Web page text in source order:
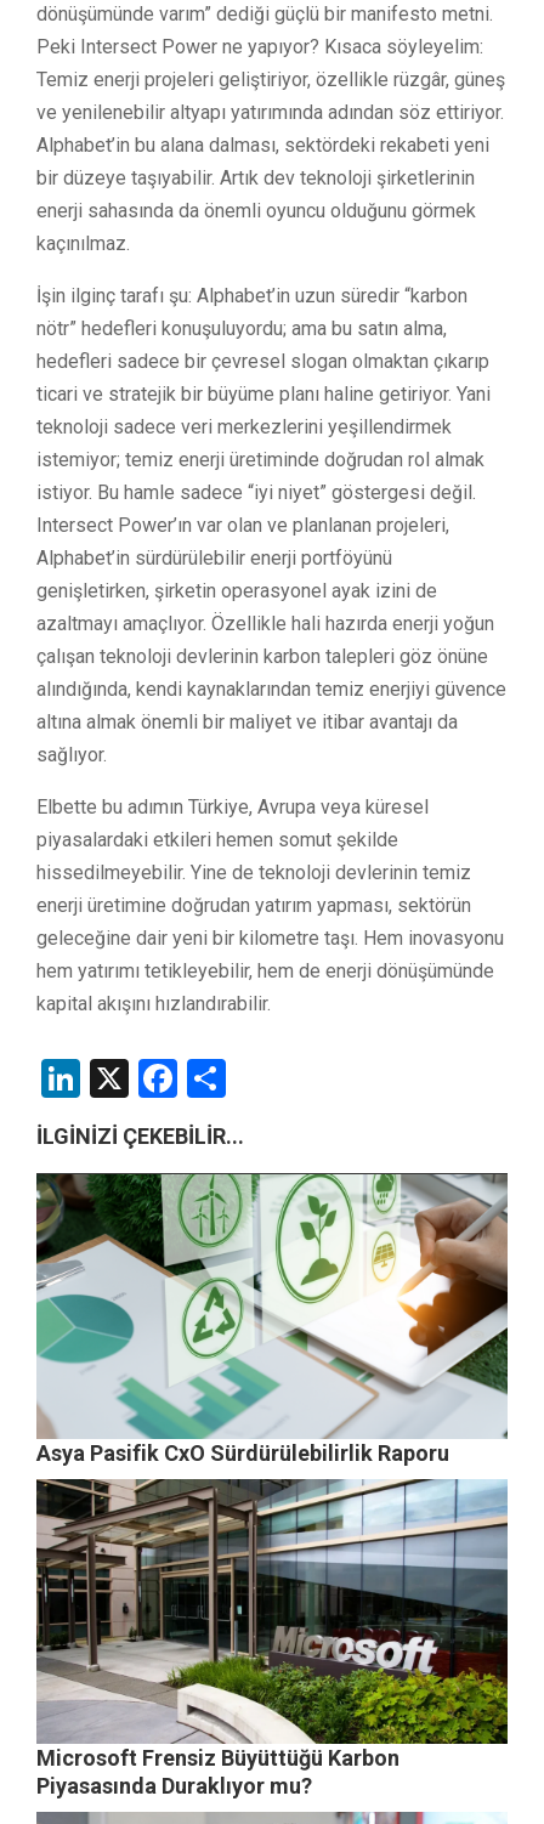
dönüşümünde varım” dediği güçlü bir manifesto metni.
Peki Intersect Power ne yapıyor? Kısaca söyleyelim:
Temiz enerji projeleri geliştiriyor, özellikle rüzgâr, güneş
ve yenilenebilir altyapı yatırımında adından söz ettiriyor.
Alphabet’in bu alana dalması, sektördeki rekabeti yeni
bir düzeye taşıyabilir. Artık dev teknoloji şirketlerinin
enerji sahasında da önemli oyuncu olduğunu görmek
kaçınılmaz.
İşin ilginç tarafı şu: Alphabet’in uzun süredir “karbon
nötr” hedefleri konuşuluyordu; ama bu satın alma,
hedefleri sadece bir çevresel slogan olmaktan çıkarıp
ticari ve stratejik bir büyüme planı haline getiriyor. Yani
teknoloji sadece veri merkezlerini yeşillendirmek
istemiyor; temiz enerji üretiminde doğrudan rol almak
istiyor. Bu hamle sadece “iyi niyet” göstergesi değil.
Intersect Power’ın var olan ve planlanan projeleri,
Alphabet’in sürdürülebilir enerji portföyünü
genişletirken, şirketin operasyonel ayak izini de
azaltmayı amaçlıyor. Özellikle hali hazırda enerji yoğun
çalışan teknoloji devlerinin karbon talepleri göz önüne
alındığında, kendi kaynaklarından temiz enerjiyi güvence
altına almak önemli bir maliyet ve itibar avantajı da
sağlıyor.
Elbette bu adımın Türkiye, Avrupa veya küresel
piyasalardaki etkileri hemen somut şekilde
hissedilmeyebilir. Yine de teknoloji devlerinin temiz
enerji üretimine doğrudan yatırım yapması, sektörün
geleceğine dair yeni bir kilometre taşı. Hem inovasyonu
hem yatırımı tetikleyebilir, hem de enerji dönüşümünde
kapital akışını hızlandırabilir.
LinkedIn
X Facebook
İLGİNİZİ ÇEKEBİLİR...
Asya Pasifik CxO Sürdürülebilirlik Raporu
Microsoft Frensiz Büyüttüğü Karbon
Piyasasında Duraklıyor mu?